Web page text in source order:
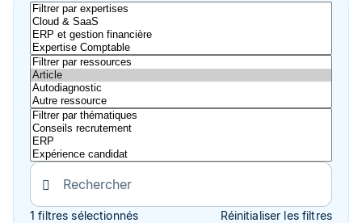
1 filtres sélectionnés Réinitialiser les filtres